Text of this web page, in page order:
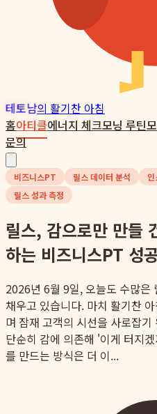
테토남의 활기찬 아침
홈아티클에너지 체크모닝 루틴
문의
비즈니스PT 릴스 데이터 분석
인
릴스 성과 측정
릴스, 감으로만 만들
하는 비즈니스PT 성
2026년 6월 9일, 오늘도 수많은
채우고 있습니다. 마치 활기찬
며 잠재 고객의 시선을 사로잡
단순히 감에 의존해 '이게 터지
를 만드는 방식은 더 이...